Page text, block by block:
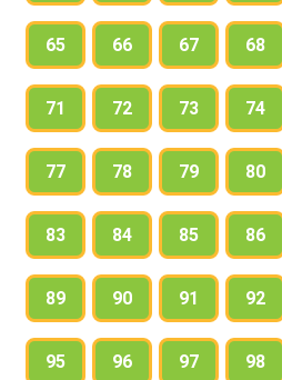
65 66 67 68
71 72 73 74
77 78 79 80
83 84 85 86
89 90 91 92
95 96 97 98